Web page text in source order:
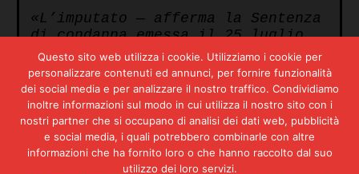
«L’imputato — afferma la Sentenza
di condanna emessa il 25 luglio
1987 dalla Corte d’Assise di
Venezia — non ha inteso rendere
una confessione che sia
riconoscimento di condotte
illecite, ma ha inteso assumersi
una responsabilità nel quadro di
una ricostruzione storica di
avvenimenti che lo vedono tuttora
Questo sito web utilizza i cookie. Utilizziamo i cookie per
personalizzare contenuti ed annunci, per fornire funzionalità
dei social media e per analizzare il nostro traffico. Condividiamo
inoltre informazioni sul modo in cui utilizza il nostro sito con i
nostri partner che si occupano di analisi dei dati web, pubblicità
e social media, i quali potrebbero combinarle con altre
informazioni che ha fornito loro o che hanno raccolto dal suo
utilizzo dei loro servizi.